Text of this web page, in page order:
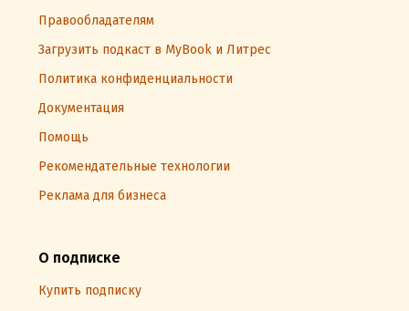
Правообладателям
Загрузить подкаст в MyBook и Литрес
Политика конфиденциальности
Документация
Помощь
Рекомендательные технологии
Реклама для бизнеса
О подписке
Купить подписку